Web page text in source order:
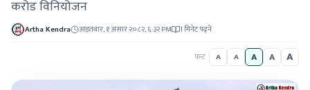
करोड विनियोजन
Artha Kendra आइतबार, १ असार २०८२, ६:३२ PM 1 मिनेट पढ्ने
फन्ट A A A A A